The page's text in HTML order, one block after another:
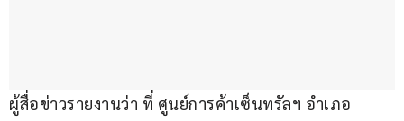
ผู้สื่อข่าวรายงานว่า ที่ ศูนย์การค้าเซ็นทรัลฯ อำเภอ